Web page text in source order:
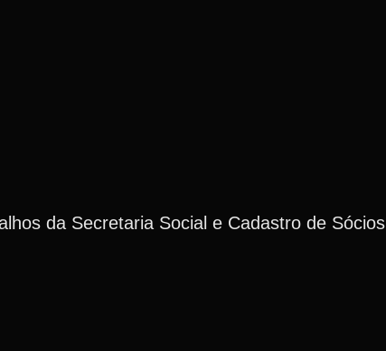
da Secretaria Social e Cadastro de Sócios